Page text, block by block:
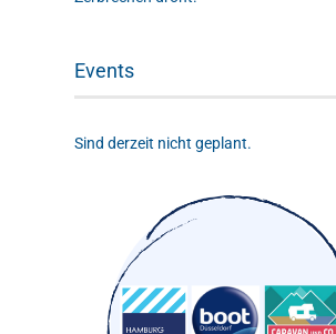
Events
Sind derzeit nicht geplant.